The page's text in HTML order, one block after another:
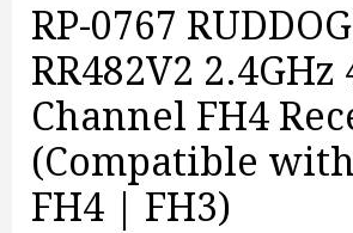
RP-0767 RUDDOG
RR482V2 2.4GHz
Channel FH4
(Compatible
FH4 | FH3)